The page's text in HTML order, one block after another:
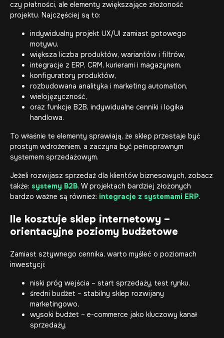
czy płatności, ale elementy zwiększające złożoność
projektu. Najczęściej są to:
indywidualny projekt UX/UI zamiast gotowego
motywu,
większa liczba produktów, wariantów i filtrów,
integracje z ERP, CRM, kurierami i magazynem,
konfiguratory produktów,
rozbudowana analityka i marketing automation,
wielojęzyczność,
oraz funkcje B2B, indywidualne cenniki i logika
handlowa.
To właśnie te elementy sprawiają, że sklep przestaje być
prostym wdrożeniem, a zaczyna być pełnoprawnym
systemem sprzedażowym.
Jeżeli rozwijasz sprzedaż dla klientów biznesowych, zobacz
także: systemy B2B. W projektach bardziej złożonych
bardzo ważne są również: integracje z systemami ERP.
Ile kosztuje sklep internetowy –
orientacyjne poziomy budżetowe
Zamiast sztywnego cennika, warto myśleć o poziomach
inwestycji:
niski próg wejścia – start sprzedaży, test rynku,
średni budżet – stabilny sklep rozwijany
marketingowo,
wysoki budżet – e-commerce jako kluczowy kanał
sprzedaży.